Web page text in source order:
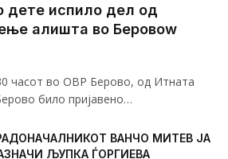
дете испило дел од
алишта во Беровоw
часот во ОВР Берово, од Итната
било пријавено…
ВАНЧО МИТЕВ ЈА
ЉУПКА ЃОРГИЕВА